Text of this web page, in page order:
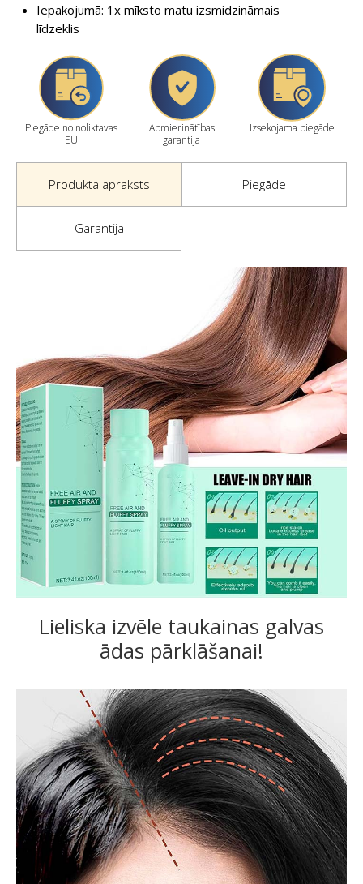
Iepakojumā: 1x mīksto matu izsmidzināmais
līdzeklis
Piegāde no noliktavas
EU
Apmierinātības
garantija
Izsekojama piegāde
Produkta apraksts Piegāde
Garantija
Lieliska izvēle taukainas galvas
ādas pārklāšanai!